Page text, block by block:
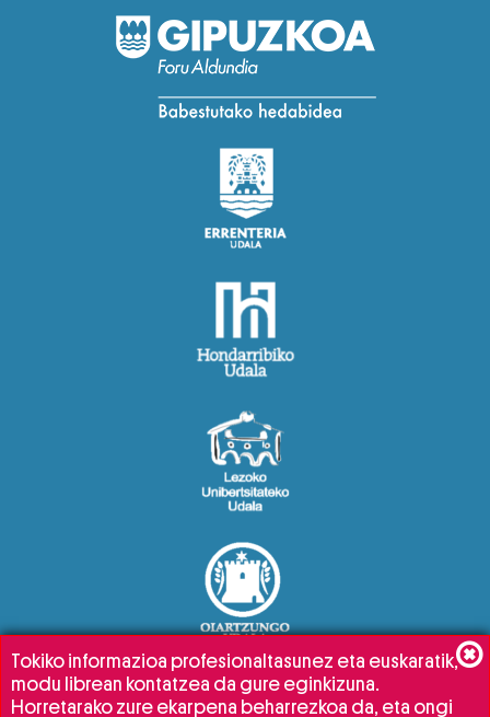
Tokiko informazioa profesionaltasunez eta euskaratik,
modu librean kontatzea da gure eginkizuna.
Horretarako zure ekarpena beharrezkoa da, eta ongi